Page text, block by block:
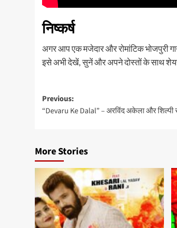
निष्कर्ष
अगर आप एक मजेदार और रोमांटिक भोजपुरी
इसे अभी देखें, सुनें और अपने दोस्तों के साथ
Post
navigation
Previous:
“Devaru Ke Dalal” – अरविंद अकेला और शिल्पी
More Stories